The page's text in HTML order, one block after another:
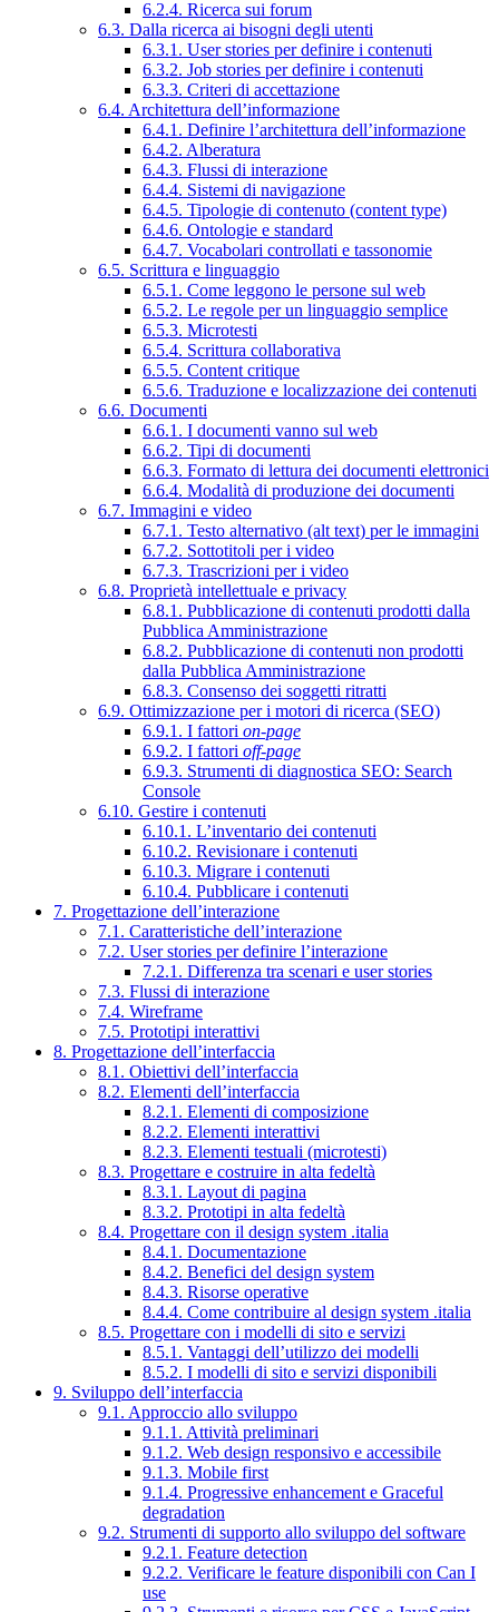
6.2.4. Ricerca sui forum
6.3. Dalla ricerca ai bisogni degli utenti
6.3.1. User stories per definire i contenuti
6.3.2. Job stories per definire i contenuti
6.3.3. Criteri di accettazione
6.4. Architettura dell’informazione
6.4.1. Definire l’architettura dell’informazione
6.4.2. Alberatura
6.4.3. Flussi di interazione
6.4.4. Sistemi di navigazione
6.4.5. Tipologie di contenuto (content type)
6.4.6. Ontologie e standard
6.4.7. Vocabolari controllati e tassonomie
6.5. Scrittura e linguaggio
6.5.1. Come leggono le persone sul web
6.5.2. Le regole per un linguaggio semplice
6.5.3. Microtesti
6.5.4. Scrittura collaborativa
6.5.5. Content critique
6.5.6. Traduzione e localizzazione dei contenuti
6.6. Documenti
6.6.1. I documenti vanno sul web
6.6.2. Tipi di documenti
6.6.3. Formato di lettura dei documenti elettronici
6.6.4. Modalità di produzione dei documenti
6.7. Immagini e video
6.7.1. Testo alternativo (alt text) per le immagini
6.7.2. Sottotitoli per i video
6.7.3. Trascrizioni per i video
6.8. Proprietà intellettuale e privacy
6.8.1. Pubblicazione di contenuti prodotti dalla
Pubblica Amministrazione
6.8.2. Pubblicazione di contenuti non prodotti
dalla Pubblica Amministrazione
6.8.3. Consenso dei soggetti ritratti
6.9. Ottimizzazione per i motori di ricerca (SEO)
6.9.1. I fattori on-page
6.9.2. I fattori off-page
6.9.3. Strumenti di diagnostica SEO: Search
Console
6.10. Gestire i contenuti
6.10.1. L’inventario dei contenuti
6.10.2. Revisionare i contenuti
6.10.3. Migrare i contenuti
6.10.4. Pubblicare i contenuti
7. Progettazione dell’interazione
7.1. Caratteristiche dell’interazione
7.2. User stories per definire l’interazione
7.2.1. Differenza tra scenari e user stories
7.3. Flussi di interazione
7.4. Wireframe
7.5. Prototipi interattivi
8. Progettazione dell’interfaccia
8.1. Obiettivi dell’interfaccia
8.2. Elementi dell’interfaccia
8.2.1. Elementi di composizione
8.2.2. Elementi interattivi
8.2.3. Elementi testuali (microtesti)
8.3. Progettare e costruire in alta fedeltà
8.3.1. Layout di pagina
8.3.2. Prototipi in alta fedeltà
8.4. Progettare con il design system .italia
8.4.1. Documentazione
8.4.2. Benefici del design system
8.4.3. Risorse operative
8.4.4. Come contribuire al design system .italia
8.5. Progettare con i modelli di sito e servizi
8.5.1. Vantaggi dell’utilizzo dei modelli
8.5.2. I modelli di sito e servizi disponibili
9. Sviluppo dell’interfaccia
9.1. Approccio allo sviluppo
9.1.1. Attività preliminari
9.1.2. Web design responsivo e accessibile
9.1.3. Mobile first
9.1.4. Progressive enhancement e Graceful
degradation
9.2. Strumenti di supporto allo sviluppo del software
9.2.1. Feature detection
9.2.2. Verificare le feature disponibili con Can I
use